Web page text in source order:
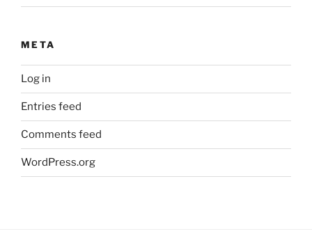
META
Log in
Entries feed
Comments feed
WordPress.org